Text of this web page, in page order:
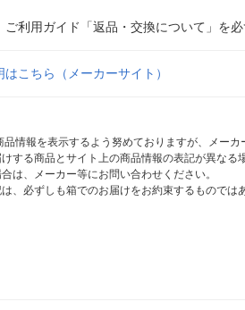
ご利用ガイド「返品・交換について」を
こちら（メーカーサイト）
情報を表示するよう努めておりますが、メー
する商品とサイト上の商品情報の表記が異な
は、メーカー等にお問い合わせください。
、必ずしも箱でのお届けをお約束するもので